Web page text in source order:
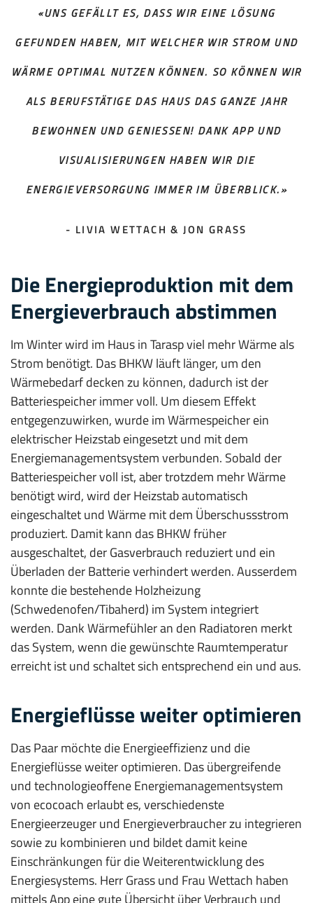
«UNS GEFÄLLT ES, DASS WIR EINE LÖSUNG
GEFUNDEN HABEN, MIT WELCHER WIR STROM UND
WÄRME OPTIMAL NUTZEN KÖNNEN. SO KÖNNEN WIR
ALS BERUFSTÄTIGE DAS HAUS DAS GANZE JAHR
BEWOHNEN UND GENIESSEN! DANK APP UND
VISUALISIERUNGEN HABEN WIR DIE
ENERGIEVERSORGUNG IMMER IM ÜBERBLICK.»
- LIVIA WETTACH & JON GRASS
Die Energieproduktion mit dem
Energieverbrauch abstimmen
Im Winter wird im Haus in Tarasp viel mehr Wärme als
Strom benötigt. Das BHKW läuft länger, um den
Wärmebedarf decken zu können, dadurch ist der
Batteriespeicher immer voll. Um diesem Effekt
entgegenzuwirken, wurde im Wärmespeicher ein
elektrischer Heizstab eingesetzt und mit dem
Energiemanagementsystem verbunden. Sobald der
Batteriespeicher voll ist, aber trotzdem mehr Wärme
benötigt wird, wird der Heizstab automatisch
eingeschaltet und Wärme mit dem Überschussstrom
produziert. Damit kann das BHKW früher
ausgeschaltet, der Gasverbrauch reduziert und ein
Überladen der Batterie verhindert werden. Ausserdem
konnte die bestehende Holzheizung
(Schwedenofen/Tibaherd) im System integriert
werden. Dank Wärmefühler an den Radiatoren merkt
das System, wenn die gewünschte Raumtemperatur
erreicht ist und schaltet sich entsprechend ein und aus.
Energieflüsse weiter optimieren
Das Paar möchte die Energieeffizienz und die
Energieflüsse weiter optimieren. Das übergreifende
und technologieoffene Energiemanagementsystem
von ecocoach erlaubt es, verschiedenste
Energieerzeuger und Energieverbraucher zu integrieren
sowie zu kombinieren und bildet damit keine
Einschränkungen für die Weiterentwicklung des
Energiesystems. Herr Grass und Frau Wettach haben
mittels App eine gute Übersicht über Verbrauch und